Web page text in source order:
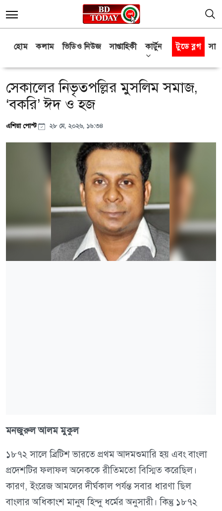
হোম কলাম ভিডিও নিউজ সাপ্তাহিকী কার্টুন টুডে ব্লগ
সেকালের নিভৃতপল্লির মুসলিম সমাজ,
‘বকরি’ ঈদ ও হজ
এশিয়া পোস্ট ২৮ মে, ২০২৬, ১৬:৩৪
মনজুরুল আলম মুকুল
১৮৭২ সালে ব্রিটিশ ভারতে প্রথম আদমশুমারি হয় এবং বাংলা
প্রদেশটির ফলাফল অনেককে রীতিমতো বিস্মিত করেছিল।
কারণ, ইংরেজ আমলের দীর্ঘকাল পর্যন্ত সবার ধারণা ছিল
বাংলার অধিকাংশ মানুষ হিন্দু ধর্মের অনুসারী। কিন্তু ১৮৭২